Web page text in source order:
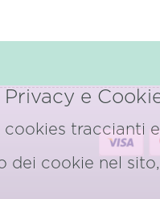
e
traccianti
dei cookie nel